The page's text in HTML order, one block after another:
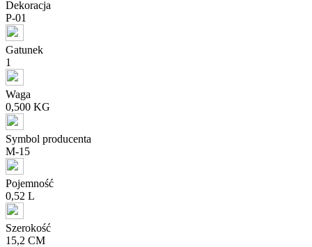
Dekoracja
P-01
Gatunek
1
Waga
0,500 KG
Symbol producenta
M-15
Pojemność
0,52 L
Szerokość
15,2 CM